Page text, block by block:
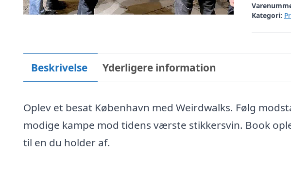
Kategori:
Beskrivelse Yderligere information
Oplev et besat København med Weirdwalks. Følg
modige kampe mod tidens værste stikkersvin. Book
til en du holder af.